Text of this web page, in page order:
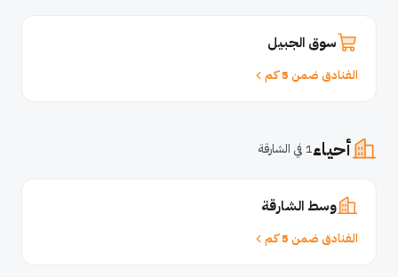
سوق الجبيل
الفنادق ضمن 5 كم
أحياء1 في الشارقة
وسط الشارقة
الفنادق ضمن 5 كم